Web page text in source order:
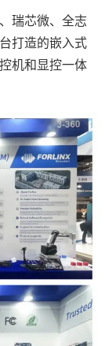
瑞芯微、 全志
打造的嵌入式
机和显控一体